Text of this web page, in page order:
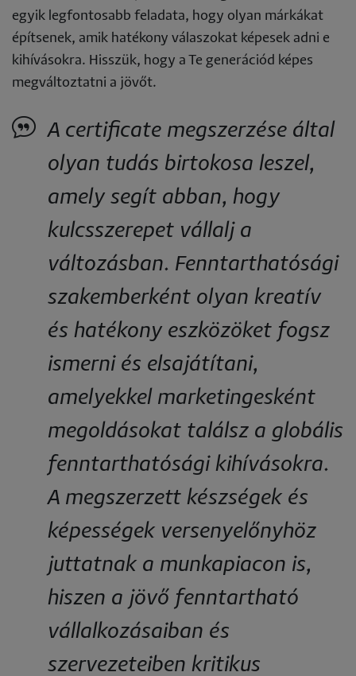
egyik legfontosabb feladata, hogy olyan márkákat
építsenek, amik hatékony válaszokat képesek adni e
kihívásokra. Hisszük, hogy a Te generációd képes
megváltoztatni a jövőt.
A certificate megszerzése által
olyan tudás birtokosa leszel,
amely segít abban, hogy
kulcsszerepet vállalj a
változásban. Fenntarthatósági
szakemberként olyan kreatív
és hatékony eszközöket fogsz
ismerni és elsajátítani,
amelyekkel marketingesként
megoldásokat találsz a globális
fenntarthatósági kihívásokra.
A megszerzett készségek és
képességek versenyelőnyhöz
juttatnak a munkapiacon is,
hiszen a jövő fenntartható
vállalkozásaiban és
szervezeteiben kritikus